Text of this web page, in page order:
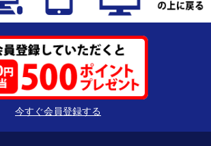
今すぐ会員登録する